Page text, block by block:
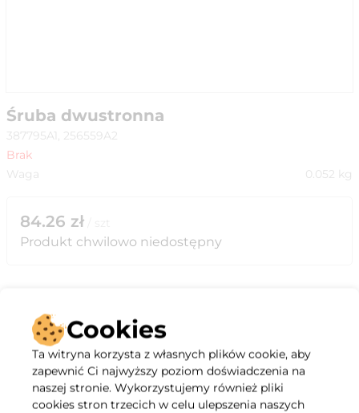
Śruba dwustronna
387795A1, 256559A2
Brak
Waga
0.052 kg
84.26 zł
Produkt chwilowo niedostępny
Opis
Specyfikacja
Cookies
Ta witryna korzysta z własnych plików cookie, aby
zapewnić Ci najwyższy poziom doświadczenia na
naszej stronie. Wykorzystujemy również pliki
cookies stron trzecich w celu ulepszenia naszych